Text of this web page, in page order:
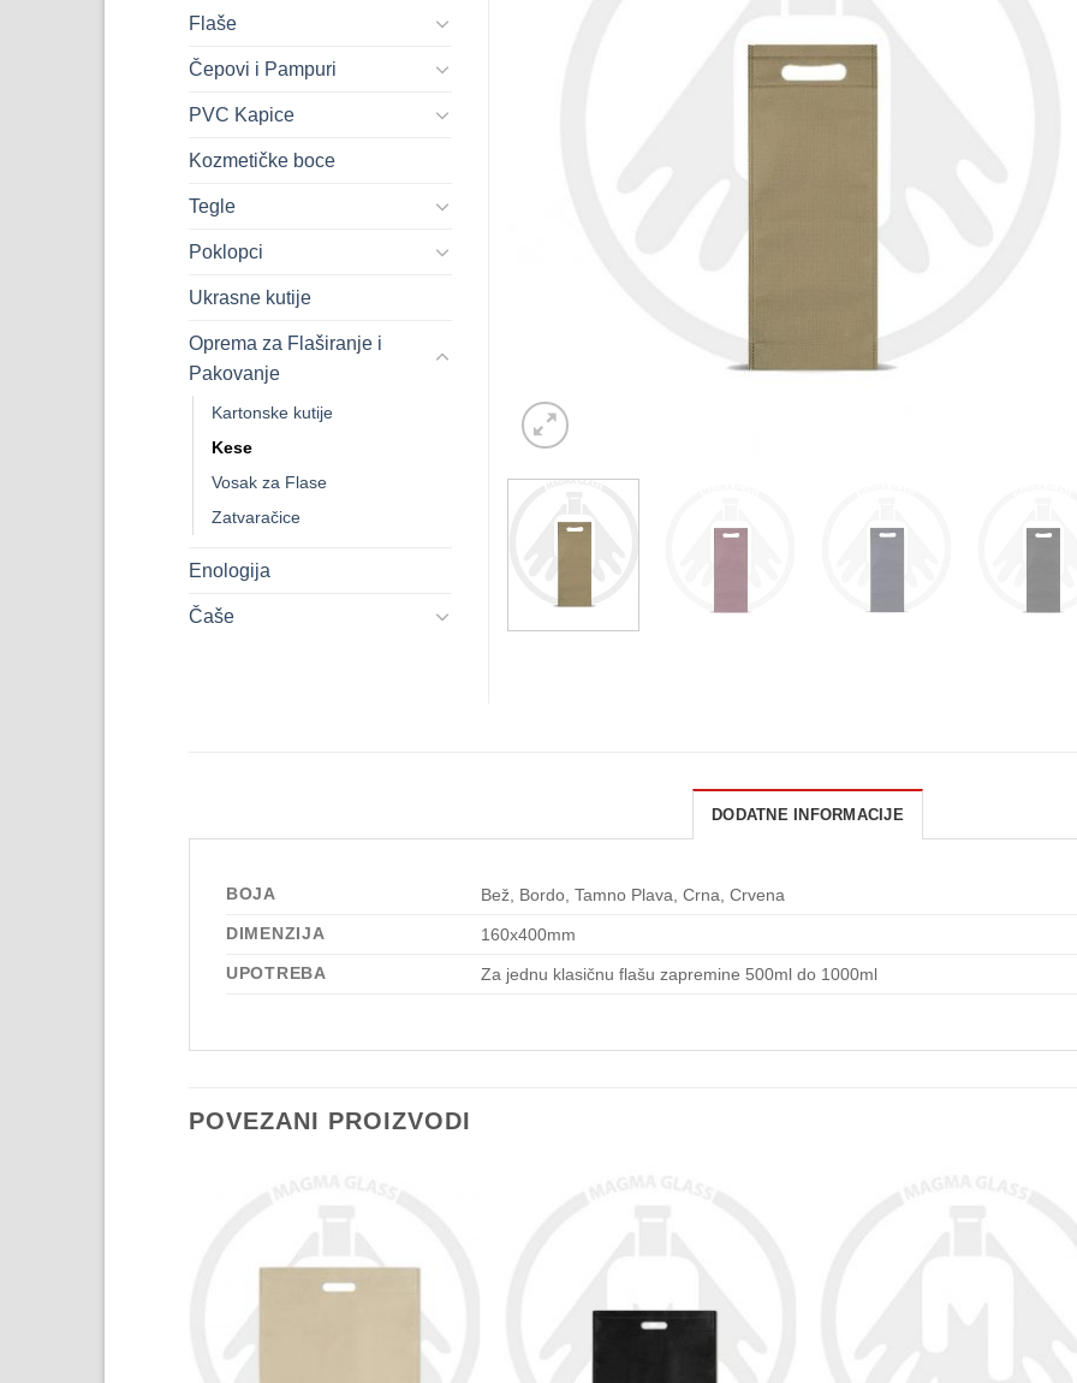
Flaše
Čepovi i Pampuri
PVC Kapice
Kozmetičke boce
Tegle
Poklopci
Ukrasne kutije
Oprema za Flaširanje i
Pakovanje
Kartonske kutije
Kese
Vosak za Flase
Zatvaračice
Enologija
Čaše
DODATNE INFORMACIJE
BOJA
Bež, Bordo, Tamno Plava, Crna, Crvena
DIMENZIJA
160x400mm
UPOTREBA
Za jednu klasičnu flašu zapremine 500ml do 1000ml
POVEZANI PROIZVODI